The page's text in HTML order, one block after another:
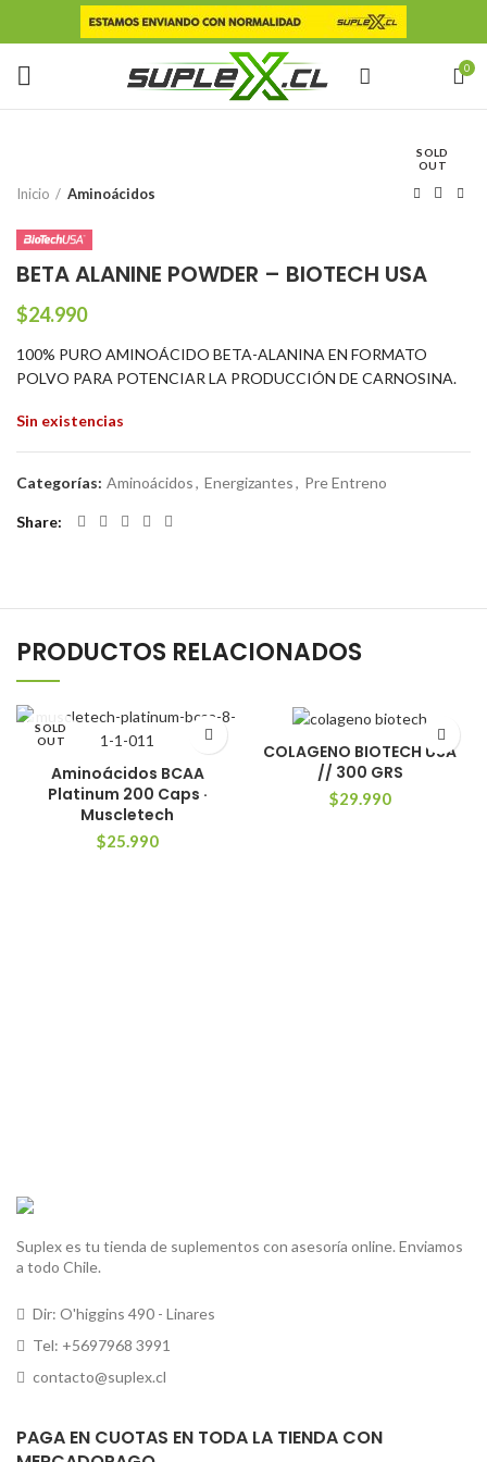
0
SOLD
OUT
Inicio Aminoácidos
BETA ALANINE POWDER – BIOTECH USA
$24.990
100% PURO AMINOÁCIDO BETA-ALANINA EN FORMATO
POLVO PARA POTENCIAR LA PRODUCCIÓN DE CARNOSINA.
Sin existencias
Categorías: Aminoácidos, Energizantes, Pre Entreno
Share
PRODUCTOS RELACIONADOS
SOLD
OUT
Aminoácidos BCAA
Platinum 200 Caps ·
Muscletech
$25.990
COLAGENO BIOTECH USA
// 300 GRS
$29.990
Suplex es tu tienda de suplementos con asesoría online. Enviamos
a todo Chile.
Dir: O'higgins 490 - Linares
Tel: +5697968 3991
contacto@suplex.cl
PAGA EN CUOTAS EN TODA LA TIENDA CON